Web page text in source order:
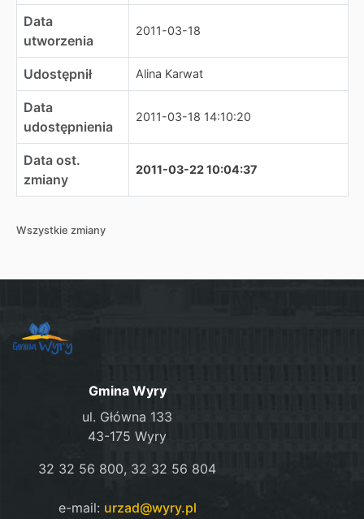
Data
utworzenia
2011-03-18
Udostępnił Alina Karwat
Data
udostępnienia
2011-03-18 14:10:20
Data ost.
zmiany
2011-03-22 10:04:37
Wszystkie zmiany
Gmina Wyry
ul. Główna 133
43-175 Wyry
32 32 56 800, 32 32 56 804
e-mail: urzad@wyry.pl